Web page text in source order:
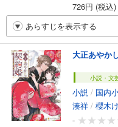
726円 (税込)
あらすじを表示する
大正あやか
小説・文
小説 / 国内
湊祥 / 櫻木
-